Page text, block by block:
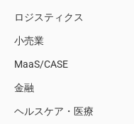
ロジスティクス
小売業
MaaS/CASE
金融
ヘルスケア・医療